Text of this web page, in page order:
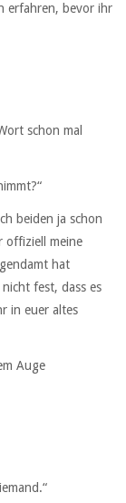
erfahren, bevor ihr
schon mal
beiden ja schon
offiziell meine
hat
fest, dass es
in euer altes
Auge